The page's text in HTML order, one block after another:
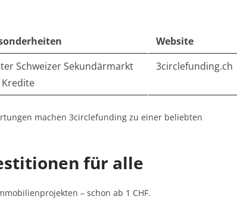
Website
Schweizer Sekundärmarkt
3circlefunding.ch
machen 3circlefunding zu einer beliebten
für alle
– schon ab 1 CHF.